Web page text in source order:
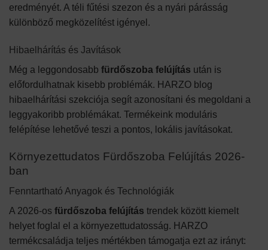
eredményét. A téli fűtési szezon és a nyári párásság
különböző megközelítést igényel.
Hibaelhárítás és Javítások
Még a leggondosabb fürdőszoba felújítás után is
előfordulhatnak kisebb problémák. HARZO blog
hibaelhárítási szekciója segít azonosítani és megoldani a
leggyakoribb problémákat. Termékeink moduláris
felépítése lehetővé teszi a pontos, lokális javításokat.
Környezettudatos Fürdőszoba Felújítás 2026-
ban
Fenntartható Anyagok és Technológiák
A 2026-os fürdőszoba felújítás trendek között kiemelt
helyet foglal el a környezettudatosság. HARZO
termékcsaládja teljes mértékben támogatja ezt az irányt: